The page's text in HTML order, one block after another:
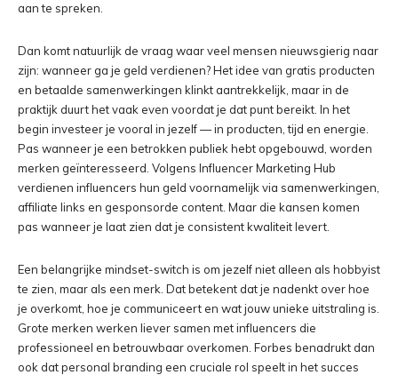
aan te spreken.
Dan komt natuurlijk de vraag waar veel mensen nieuwsgierig naar
zijn: wanneer ga je geld verdienen? Het idee van gratis producten
en betaalde samenwerkingen klinkt aantrekkelijk, maar in de
praktijk duurt het vaak even voordat je dat punt bereikt. In het
begin investeer je vooral in jezelf — in producten, tijd en energie.
Pas wanneer je een betrokken publiek hebt opgebouwd, worden
merken geïnteresseerd. Volgens Influencer Marketing Hub
verdienen influencers hun geld voornamelijk via samenwerkingen,
affiliate links en gesponsorde content. Maar die kansen komen
pas wanneer je laat zien dat je consistent kwaliteit levert.
Een belangrijke mindset-switch is om jezelf niet alleen als hobbyist
te zien, maar als een merk. Dat betekent dat je nadenkt over hoe
je overkomt, hoe je communiceert en wat jouw unieke uitstraling is.
Grote merken werken liever samen met influencers die
professioneel en betrouwbaar overkomen. Forbes benadrukt dan
ook dat personal branding een cruciale rol speelt in het succes